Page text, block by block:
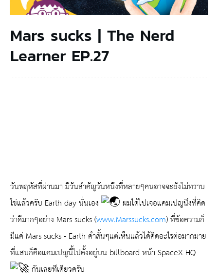
Mars sucks | The Nerd
Learner EP.27
วันพฤหัสที่ผ่านมา มีวันสำคัญวันหนึงที่หลายๆคนอาจจะยังไม่ทราบ
ใช่แล้วครับ Earth day นั่นเอง
ผมได้ไปเจอแคมเปญนึงที่คิด
ว่าดีมากๆอย่าง Mars sucks (www.Marssucks.com) ที่ข้อความก็
มีแค่ Mars sucks - Earth คำสั้นๆแต่เห็นแล้วได้คิดอะไรต่อมากมาย
ที่แสบก็คือแคมเปญนี้ไปตั้งอยู่บน billboard หน้า SpaceX HQ
กันเลยทีเดียวครับ